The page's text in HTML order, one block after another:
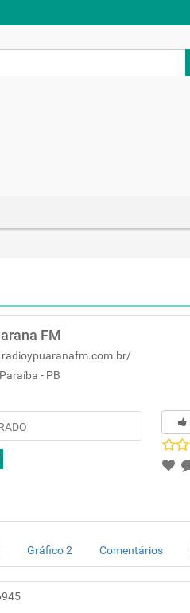
FM
- PB
Gráfico 2 Comentários